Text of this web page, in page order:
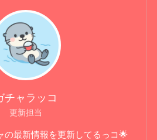
チャラッコ
更新担当
の最新情報を更新してるっコ🌟